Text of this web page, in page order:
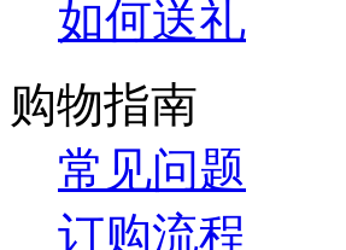
如何送礼
购物指南
常见问题
订购流程